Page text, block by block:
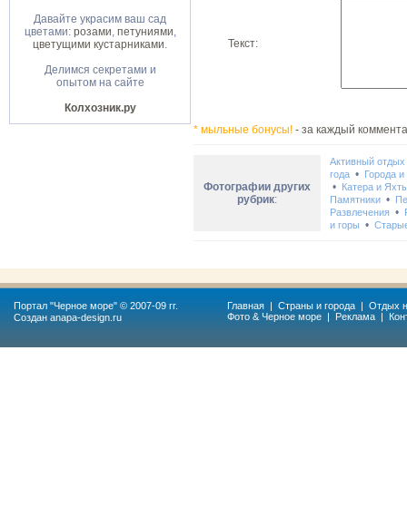
Давайте украсим ваш сад
цветами: розами, петуниями,
цветущими кустарниками.
Делимся секретами и
опытом на сайте
Колхозник.ру
Текст:
* мыльные бонусы! - за каждый
Фотографии других
рубрик:
Активный отдых
года • Города
• Катера и
Памятники •
Развлечения •
и горы •
Портал "Черное море" © 2007-09 гг.
Создан anapa-design.ru
Главная | Страны и города | Отдых
Фото & Черное море | Реклама |